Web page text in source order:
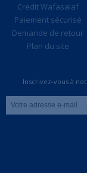
Credit Wafasalaf
Paiement sécurisé
Demande de retour
Plan du site
Inscrivez-vous à